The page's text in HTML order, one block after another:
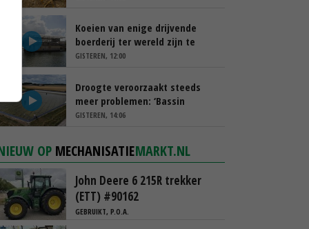
Koeien van enige drijvende
boerderij ter wereld zijn te
koop
GISTEREN, 12:00
Droogte veroorzaakt steeds
meer problemen: ‘Bassin
afgelopen week al leeg’
GISTEREN, 14:06
OP MECHANISATIEMARKT.NL
John Deere 6 215R trekker
(ETT) #90162
GEBRUIKT, P.O.A.